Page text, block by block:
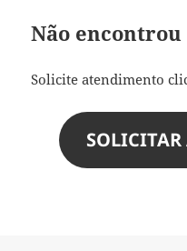
Não encontrou
Solicite atendimento